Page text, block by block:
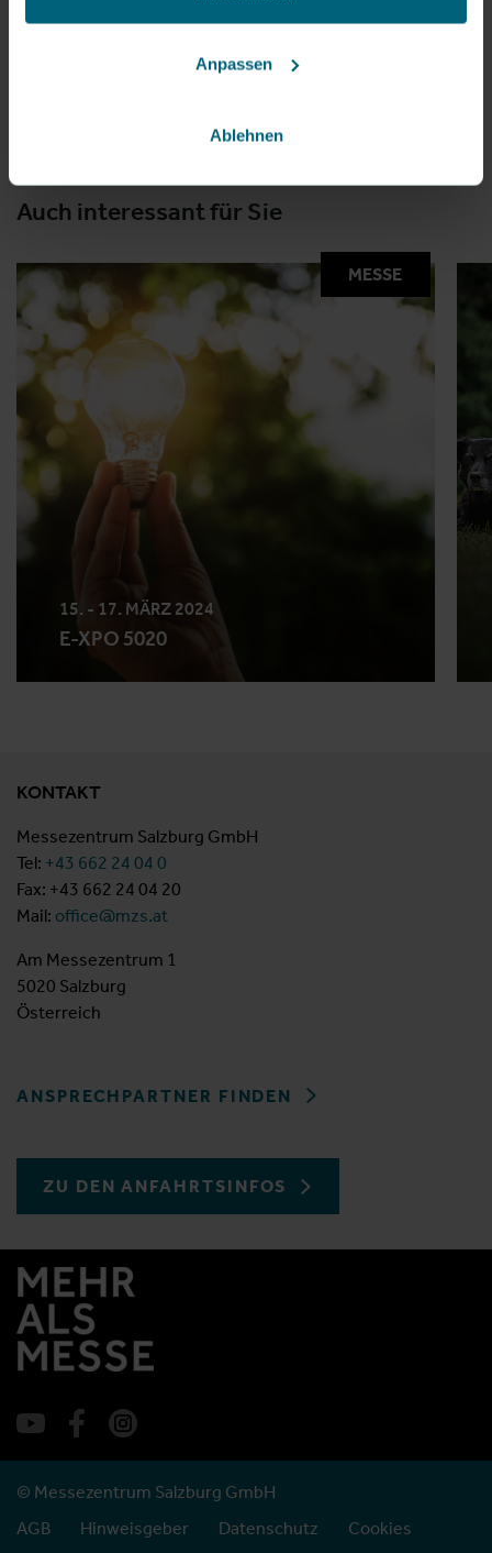
Anpassen
Ablehnen
Auch interessant für Sie
MESSE
15. - 17. MÄRZ 2024
E-XPO 5020
KONTAKT
Messezentrum Salzburg GmbH
Tel: +43 662 24 04 0
Fax: +43 662 24 04 20
Mail: office@mzs.at
Am Messezentrum 1
5020 Salzburg
Österreich
ANSPRECHPARTNER FINDEN
ZU DEN ANFAHRTSINFOS
© Messezentrum Salzburg GmbH
AGB
Hinweisgeber Datenschutz Cookies